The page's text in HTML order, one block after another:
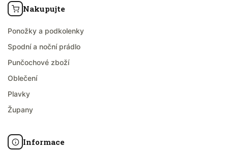
Nakupujte
Ponožky a podkolenky
Spodní a noční prádlo
Punčochové zboží
Oblečení
Plavky
Župany
Informace